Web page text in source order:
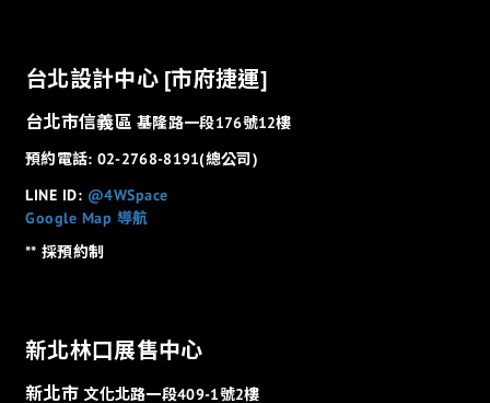
台北設計中心 [市府捷運]
台北市信義區基隆路一段176號12樓
預約電話: 02-2768-8191(總公司)
LINE ID: @4WSpace
Google Map 導航
** 採預約制
新北林口展售中心
新北市 文化北路一段409-1號2樓